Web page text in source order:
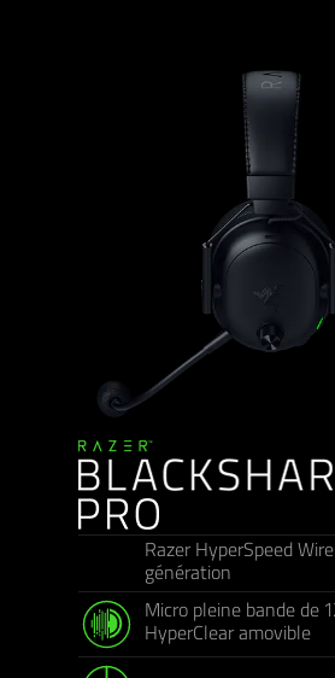
Razer HyperSpeed
génération
Micro pleine bande de
HyperClear amovible